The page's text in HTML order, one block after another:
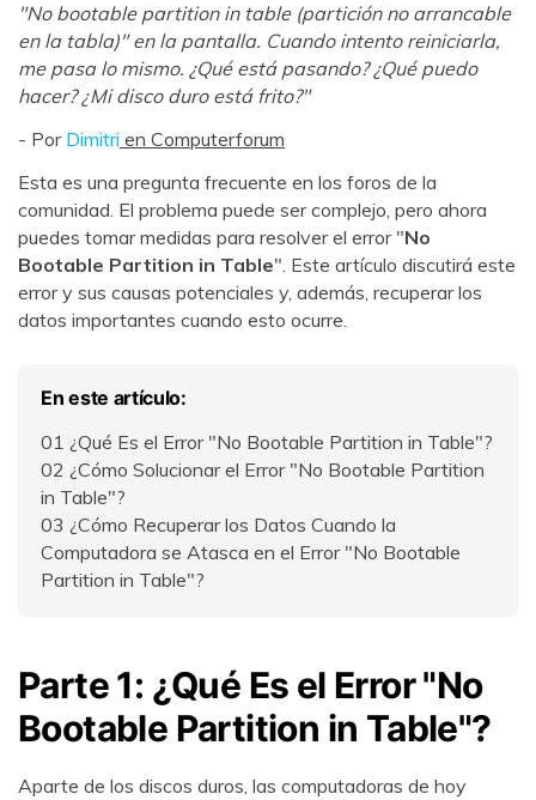
"No bootable partition in table (partición no arrancable
en la tabla)" en la pantalla. Cuando intento reiniciarla,
me pasa lo mismo. ¿Qué está pasando? ¿Qué puedo
hacer? ¿Mi disco duro está frito?"
- Por Dimitri en Computerforum
Esta es una pregunta frecuente en los foros de la
comunidad. El problema puede ser complejo, pero ahora
puedes tomar medidas para resolver el error "No
Bootable Partition in Table". Este artículo discutirá este
error y sus causas potenciales y, además, recuperar los
datos importantes cuando esto ocurre.
En este artículo:
01 ¿Qué Es el Error "No Bootable Partition in Table"?
02 ¿Cómo Solucionar el Error "No Bootable Partition
in Table"?
03 ¿Cómo Recuperar los Datos Cuando la
Computadora se Atasca en el Error "No Bootable
Partition in Table"?
Parte 1: ¿Qué Es el Error "No
Bootable Partition in Table"?
Aparte de los discos duros, las computadoras de hoy